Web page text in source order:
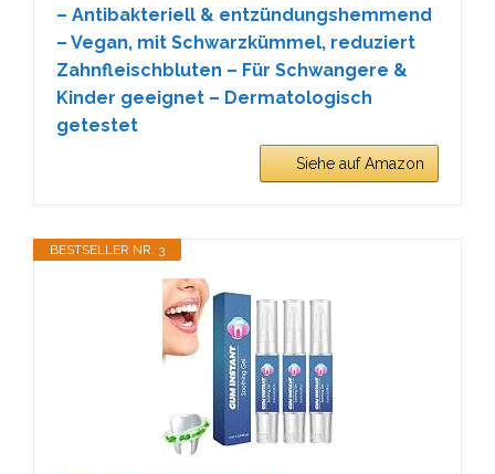
– Antibakteriell & entzündungshemmend
– Vegan, mit Schwarzkümmel, reduziert
Zahnfleischbluten – Für Schwangere &
Kinder geeignet – Dermatologisch
getestet
Siehe auf Amazon
BESTSELLER NR. 3